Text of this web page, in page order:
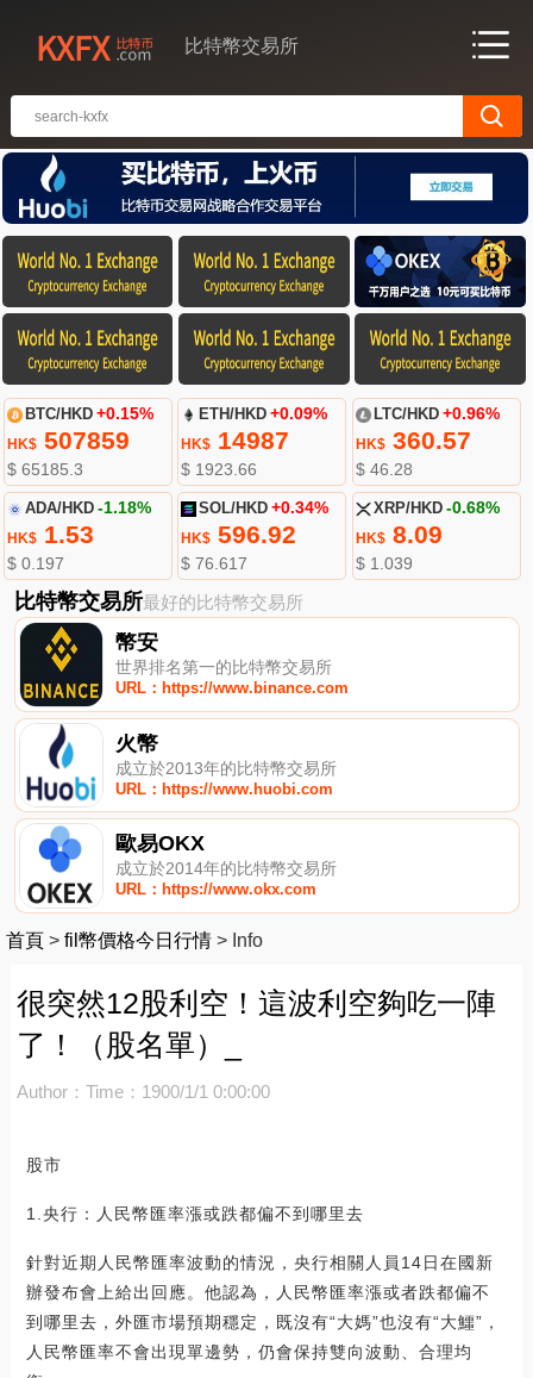
比特幣交易所
BTC/HKD +0.15%
HK$507859
$ 65185.3
ETH/HKD +0.09%
HK$ 14987
$ 1923.66
LTC/HKD +0.96%
HK$360.57
$ 46.28
ADA/HKD -1.18%
HK$1.53
$ 0.197
SOL/HKD +0.34%
HK$ 596.92
$ 76.617
XRP/HKD -0.68%
HK$8.09
$ 1.039
比特幣交易所最好的比特幣交易所
幣安
世界排名第一的比特幣交易所
URL：https://www.binance.com
火幣
成立於2013年的比特幣交易所
URL：https://www.huobi.com
歐易OKX
成立於2014年的比特幣交易所
URL：https://www.okx.com
首頁 > fil幣價格今日行情 > Info
很突然12股利空！這波利空夠吃一陣
了！（股名單）_
Author： Time：1900/1/1 0:00:00
股市
1.央行：人民幣匯率漲或跌都偏不到哪里去
針對近期人民幣匯率波動的情況，央行相關人員14日在國新
辦發布會上給出回應。他認為，人民幣匯率漲或者跌都偏不
到哪里去，外匯市場預期穩定，既沒有“大媽”也沒有“大鱷”，
人民幣匯率不會出現單邊勢，仍會保持雙向波動、合理均